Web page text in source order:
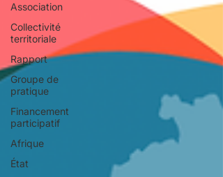
Association
Collectivité
territoriale
Rapport
Groupe de
pratique
Financement
participatif
Afrique
État